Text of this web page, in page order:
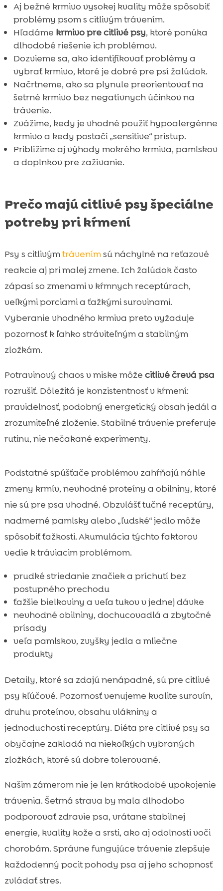
Aj bežné krmivo vysokej kvality môže spôsobiť
problémy psom s citlivým trávením.
Hľadáme krmivo pre citlivé psy, ktoré ponúka
dlhodobé riešenie ich problémov.
Dozvieme sa, ako identifikovať problémy a
vybrať krmivo, ktoré je dobré pre psí žalúdok.
Načrtneme, ako sa plynule preorientovať na
šetrné krmivo bez negatívnych účinkov na
trávenie.
Zvážime, kedy je vhodné použiť hypoalergénne
krmivo a kedy postačí „sensitive“ prístup.
Priblížime aj výhody mokrého krmiva, pamlskov
a doplnkov pre zažívanie.
Prečo majú citlivé psy špeciálne
potreby pri kŕmení
Psy s citlivýmtrávenímsú náchylné na reťazové
reakcie aj pri malej zmene. Ich žalúdok často
zápasí so zmenami v kŕmnych receptúrach,
veľkými porciami a ťažkými surovinami.
Vyberanie vhodného krmiva preto vyžaduje
pozornosť k ľahko stráviteľným a stabilným
zložkám.
Potravinový chaos v miske môže citlivé črevá psa
rozrušiť. Dôležitá je konzistentnosť v kŕmení:
pravidelnosť, podobný energetický obsah jedál a
zrozumiteľné zloženie. Stabilné trávenie preferuje
rutinu, nie nečakané experimenty.
Podstatné spúšťače problémov zahŕňajú náhle
zmeny krmív, nevhodné proteíny a obilniny, ktoré
nie sú pre psa vhodné. Obzvlášť tučné receptúry,
nadmerné pamlsky alebo „ľudské“ jedlo môže
spôsobiť ťažkosti. Akumulácia týchto faktorov
vedie k tráviacim problémom.
prudké striedanie značiek a príchutí bez
postupného prechodu
ťažšie bielkoviny a veľa tukov v jednej dávke
nevhodné obilniny, dochucovadlá a zbytočné
prísady
veľa pamlskov, zvyšky jedla a mliečne
produkty
Detaily, ktoré sa zdajú nenápadné, sú pre citlivé
psy kľúčové. Pozornosť venujeme kvalite surovín,
druhu proteínov, obsahu vlákniny a
jednoduchosti receptúry. Diéta pre citlivé psy sa
obyčajne zakladá na niekoľkých vybraných
zložkách, ktoré sú dobre tolerované.
Našim zámerom nie je len krátkodobé upokojenie
trávenia. Šetrná strava by mala dlhodobo
podporovať zdravie psa, vrátane stabilnej
energie, kvality kože a srsti, ako aj odolnosti voči
chorobám. Správne fungujúce trávenie zlepšuje
každodenný pocit pohody psa aj jeho schopnosť
zvládať stres.